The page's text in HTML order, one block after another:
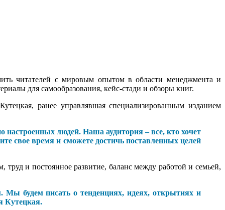
читателей с мировым опытом в области менеджмента и
для самообразования, кейс-стади и обзоры книг.
ранее управлявшая специализированным изданием
людей. Наша аудитория – все, кто хочет
свое время и сможете достичь поставленных целей
и постоянное развитие, баланс между работой и семьей,
будем писать о тенденциях, идеях, открытиях и
Кутецкая.